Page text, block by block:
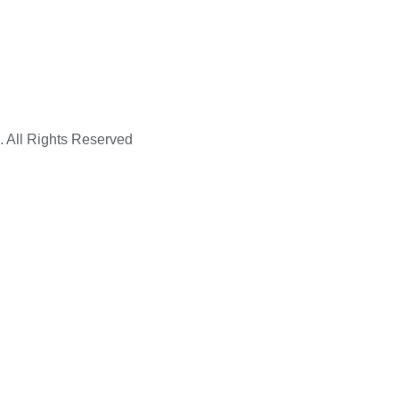
All Rights Reserved